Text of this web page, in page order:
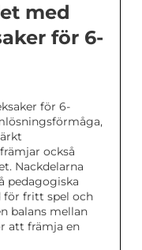
med
för 6-
för 6-
också
Nackdelarna
pedagogiska
för fritt spel och
balans mellan
att främja en